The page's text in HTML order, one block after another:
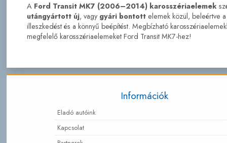
A Ford Transit MK7 (2006–2014) karosszériaelemek
utángyártott új, vagy gyári bontottelemek közül, beleértve a
illeszkedést és a könnyű beépítést. Megbízható
megfelelő karosszériaelemeket Ford Transit MK7-hez!
Információk
Eladó autóink
Kapcsolat